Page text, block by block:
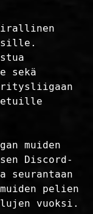
sekä
muiden
Discord-
seurantaan
pelien
vuoksi.